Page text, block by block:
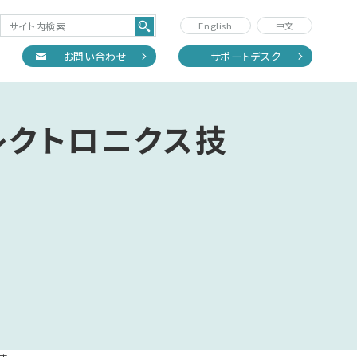
お問い合わせ サポートデスク
English 中文
トロニクス技